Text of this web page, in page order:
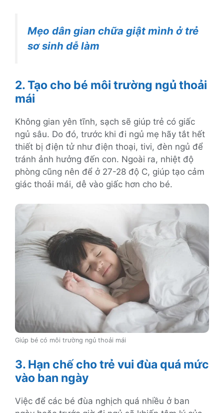
Mẹo dân gian chữa giật mình ở trẻ
sơ sinh dễ làm
2. Tạo cho bé môi trường ngủ thoải
mái
Không gian yên tĩnh, sạch sẽ giúp trẻ có giấc
ngủ sâu. Do đó, trước khi đi ngủ mẹ hãy tắt hết
thiết bị điện tử như điện thoại, tivi, đèn ngủ để
tránh ảnh hưởng đến con. Ngoài ra, nhiệt độ
phòng cũng nên để ở 27-28 độ C, giúp tạo cảm
giác thoải mái, dễ vào giấc hơn cho bé.
Giúp bé có môi trường ngủ thoải mái
3. Hạn chế cho trẻ vui đùa quá mức
vào ban ngày
Việc để các bé đùa nghịch quá nhiều ở ban